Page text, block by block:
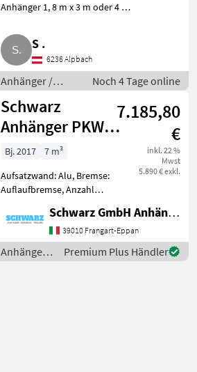
Anhänger 1, 8 m x 3 m oder 4 m.
S .
6236 Alpbach
Anhänger /
PKW-Anhänger
Noch 4 Tage online
Schwarz
Anhänger PKW
Anhänger S 26 T
17 mit
Viehaufbau
7.185,80
€
inkl. 22 %
Mwst
5.890 € exkl.
Bj. 2017
7 m³
Aufsatzwand: Alu, Bremse:
Auflaufbremse, Anzahl
Vielseitiger Pkw-Anhänger –
ideal für Tier- und
Warentransport Dieser
Anhänger bietet maximale
Schwarz GmbH Anhänger und Forstmaschinen
39010 Frangart-Eppan
Anhänger /
Schwarz
Premium Plus Händler